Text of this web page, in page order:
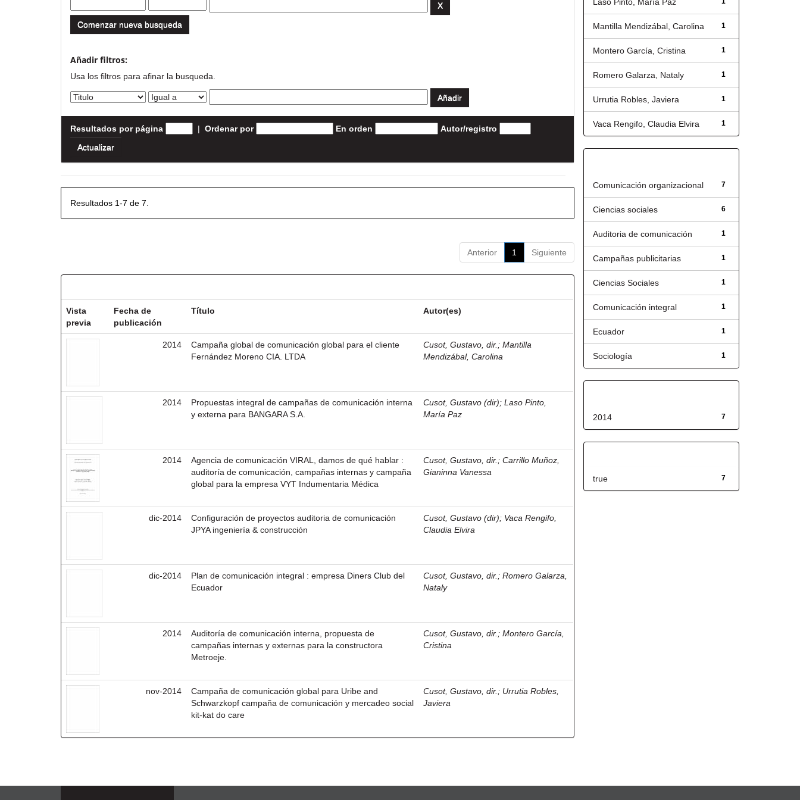
Comenzar nueva busqueda
Añadir filtros:
Usa los filtros para afinar la busqueda.
Resultados por página | Ordenar por En orden Autor/registro
Resultados 1-7 de 7.
Anterior 1 Siguiente
Vista
previa
Fecha de
publicación
Título Autor(es)
2014
Campaña global de comunicación global para el cliente
Fernández Moreno CIA. LTDA
Cusot, Gustavo, dir. ;Mantilla
Mendizábal, Carolina
2014
Propuestas integral de campañas de comunicación interna
y externa para BANGARA S.A.
Cusot, Gustavo (dir);Laso Pinto,
María Paz
2014
Agencia de comunicación VIRAL, damos de qué hablar :
auditoría de comunicación, campañas internas y campaña
global para la empresa VYT Indumentaria Médica
Cusot, Gustavo, dir. ;Carrillo Muñoz,
Gianinna Vanessa
dic-2014
Configuración de proyectos auditoria de comunicación
JPYA ingeniería & construcción
Cusot, Gustavo (dir); Vaca Rengifo,
Claudia Elvira
dic-2014
Plan de comunicación integral : empresa Diners Club del
Ecuador
Cusot, Gustavo, dir. ;Romero Galarza,
Nataly
2014
Auditoría de comunicación interna, propuesta de
campañas internas y externas para la constructora
Metroeje.
Cusot, Gustavo, dir. ;Montero García,
Cristina
nov-2014
Campaña de comunicación global para Uribe and
Schwarzkopf campaña de comunicación y mercadeo social
kit-kat do care
Cusot, Gustavo, dir. ; Urrutia Robles,
Javiera
1
Mantilla Mendizábal, Carolina
1
Montero García, Cristina
1
Romero Galarza, Nataly
1
Urrutia Robles, Javiera
1
Vaca Rengifo, Claudia Elvira
7
Comunicación organizacional
6
Ciencias sociales
1
Auditoria de comunicación
1
Campañas publicitarias
1
Ciencias Sociales
1
Comunicación integral
1
Ecuador
1
Sociología
7
2014
7
true